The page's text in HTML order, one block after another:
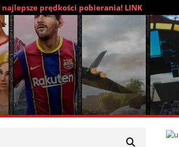
najlepsze prędkości pobierania! LINK